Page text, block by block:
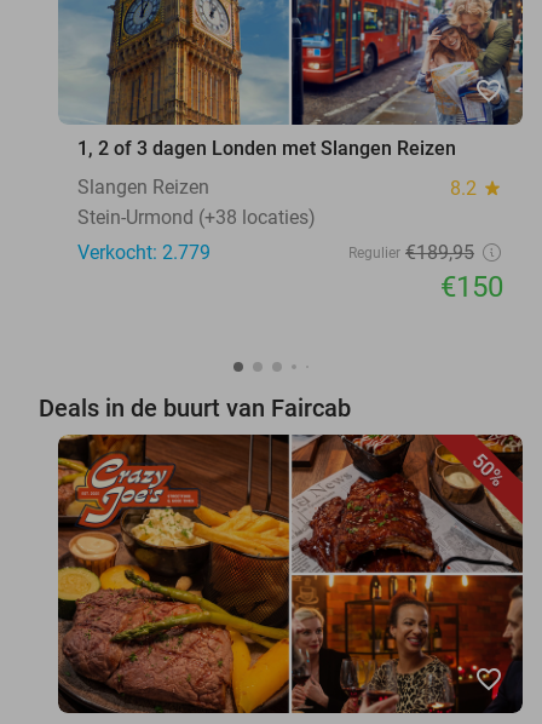
favorite_border
1, 2 of 3 dagen Londen met Slangen Reizen
Slangen Reizen
8.2 star
Stein-Urmond (+38 locaties)
Verkocht: 2.779
Regulier €189,95
€150
Deals in de buurt van Faircab
50%
favorite_border